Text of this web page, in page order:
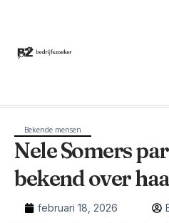
Bekende mensen
Nele Somers
bekend over
februari 18, 2026